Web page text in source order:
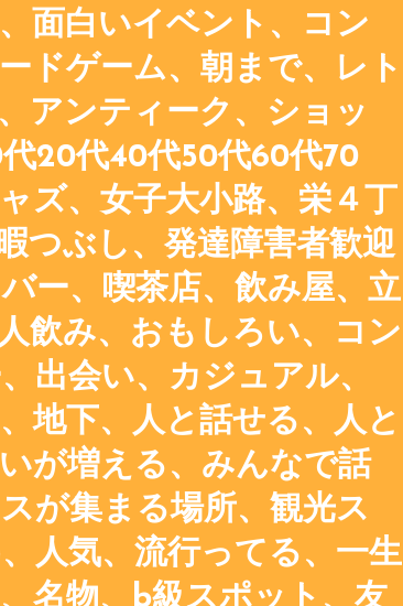
面白いイベント、コン
ドゲーム、朝まで、レト
アンティーク、ショッ
20代40代50代60代70
ズ、女子大小路、栄４丁
つぶし、発達障害者歓迎
ー、喫茶店、飲み屋、立
飲み、おもしろい、コン
出会い、カジュアル、
地下、人と話せる、人と
が増える、みんなで話
が集まる場所、観光ス
人気、流行ってる、一生
名物、b級スポット、友